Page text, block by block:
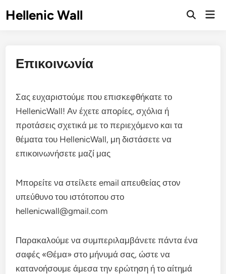
toHellenic Wall
Open
Επικοινωνία
Σας ευχαριστούμε που επισκεφθήκατε το
HellenicWall! Αν έχετε απορίες, σχόλια ή
προτάσεις σχετικά με το περιεχόμενο και τα
θέματα του HellenicWall, μη διστάσετε να
επικοινωνήσετε μαζί μας
Mπορείτε να στείλετε email απευθείας στον
υπεύθυνο του ιστότοπου στο
hellenicwall@gmail.com
Παρακαλούμε να συμπεριλαμβάνετε πάντα ένα
σαφές «Θέμα» στο μήνυμά σας, ώστε να
κατανοήσουμε άμεσα την ερώτηση ή το αίτημά